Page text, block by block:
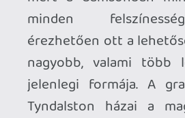
jelen állapotában egy olyan eleme
játéknak, ami szerintem ne lenne
- A kézitusa roppant
animációk ugyanis darabosak, az
támadástípusok hatékonysága-
blokkolhatósága pedig teljesen
Az ütésváltások zömében fix a